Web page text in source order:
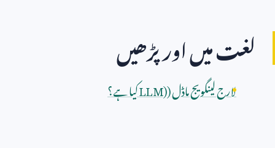
لغت میں اور پڑھیں
لارج لینگویج ماڈل (LLM)کیا ہے؟